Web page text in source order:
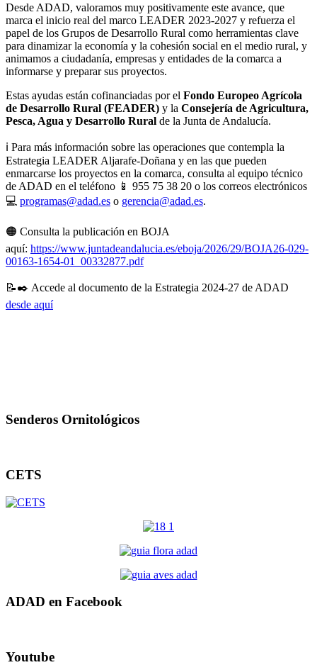
Desde ADAD, valoramos muy positivamente este avance, que
marca el inicio real del marco LEADER 2023-2027 y refuerza el
papel de los Grupos de Desarrollo Rural como herramientas clave
para dinamizar la economía y la cohesión social en el medio rural, y
animamos a ciudadanía, empresas y entidades de la comarca a
informarse y preparar sus proyectos.
Estas ayudas están cofinanciadas por el Fondo Europeo Agrícola
de Desarrollo Rural (FEADER) y la Consejería de Agricultura,
Pesca, Agua y Desarrollo Rural de la Junta de Andalucía.
ℹ️ Para más información sobre las operaciones que contempla la
Estrategia LEADER Aljarafe-Doñana y en las que pueden
enmarcarse los proyectos en la comarca, consulta al equipo técnico
de ADAD en el teléfono 📱 955 75 38 20 o los correos electrónicos
💻 programas@adad.es o gerencia@adad.es.
🟠 Consulta la publicación en BOJA
aquí: https://www.juntadeandalucia.es/eboja/2026/29/BOJA26-029-
00163-1654-01_00332877.pdf
📝✒️ Accede al documento de la Estrategia 2024-27 de ADAD
desde aquí
Senderos Ornitológicos
CETS
ADAD en Facebook
Youtube